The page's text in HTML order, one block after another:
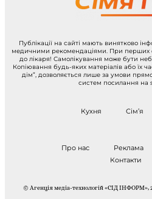
Публікації на сайті мають винятково
медичними рекомендаціями. При перших
до лікаря! Самолікування може бути
Копіювання будь-яких матеріалів або їх
дім”, дозволяється лише за умови
систем посилання на
Кухня Сім’я
Про нас Реклама
Контакти
© Агенція медіа-технологій «СІД ІНФОРМ»,